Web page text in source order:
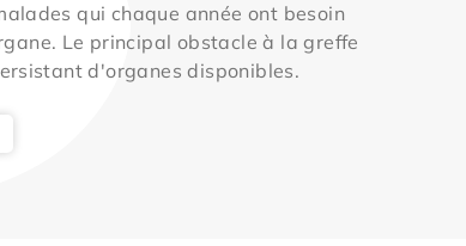
qui chaque année ont besoin
Le principal obstacle à la greffe
d'organes disponibles.